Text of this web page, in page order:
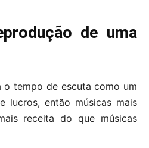
de uma
tempo de escuta como um
lucros, então músicas mais
receita do que músicas